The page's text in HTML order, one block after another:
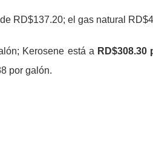
RD$137.20; el gas natural
Kerosene está a RD$308.30
por galón.